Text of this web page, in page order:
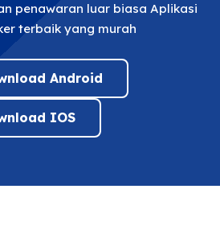
penawaran luar biasa Aplikasi
terbaik yang murah
Android
IOS